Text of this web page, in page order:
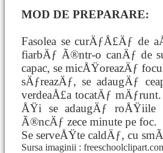
MOD DE PREPARARE:
Fasolea se curÄƒÅ£Äƒ de
fiarbÄƒ Ã®ntr-o canÄƒ de
capac, se micÅŸoreazÄƒ
sÄƒreazÄƒ, se adaugÄƒ
verdeaÅ£a tocatÄƒ
ÅŸi se adaugÄƒ
Ã®ncÄƒ zece minute pe foc.
Se serveÅŸte caldÄƒ, cu
Sursa imaginii :